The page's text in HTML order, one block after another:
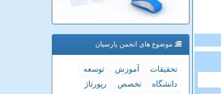
موضوع های انجمن پارسیان
تحقیقات آموزش
توسعه
دانشگاه
تخصص
رپورتاژ